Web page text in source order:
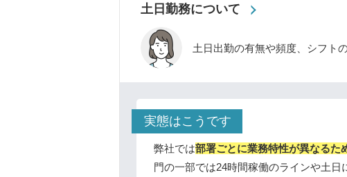
土日勤務について
土日出勤の有無や頻度、シフト
実態はこうです
弊社では部署ごとに業務特性が異なるた
門の一部では24時間稼働のラインや土